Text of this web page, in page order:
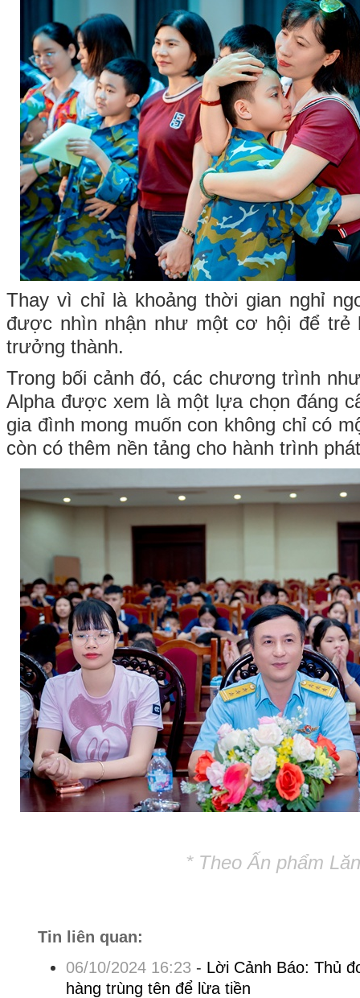
Thay vì chỉ là khoảng thời gian nghỉ
được nhìn nhận như một cơ hội để trẻ
trưởng thành.
Trong bối cảnh đó, các chương trình
Alpha được xem là một lựa chọn đáng
gia đình mong muốn con không chỉ có
còn có thêm nền tảng cho hành trình
* Theo Ấn phẩm
Tin liên quan:
06/10/2024 16:23 - Lời Cảnh Báo: Thủ
hàng trùng tên để lừa tiền